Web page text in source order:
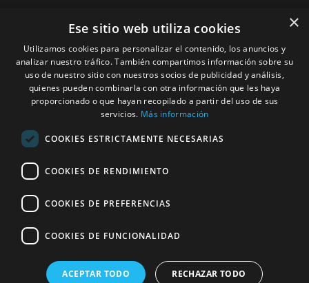
Correo electrónico:info@bcndesatascos.es
Dirección:
C. de Guipúscoa, 144, 5º 2ª Sant Martí, Barcelona 08020
: lunes, martes, miércoles, jueves, viernes, sábado,
domingo
00:00 – 24:00
Servicio al cliente :+34 933 132 878
Servicio al cliente :+34 608 229 902
© 2026 Servicios del Hogar DESATEC, S.L –
–Política de Cookies
×
Ese sitio web utiliza cookies
Utilizamos cookies para personalizar el contenido, los anuncios y
analizar nuestro tráfico. También compartimos información sobre su
uso de nuestro sitio con nuestros socios de publicidad y análisis,
quienes pueden combinarla con otra información que les haya
proporcionado o que hayan recopilado a partir del uso de sus
servicios. Más información
COOKIES ESTRICTAMENTE NECESARIAS
COOKIES DE RENDIMIENTO
COOKIES DE PREFERENCIAS
COOKIES DE FUNCIONALIDAD
ACEPTAR TODO RECHAZAR TODO